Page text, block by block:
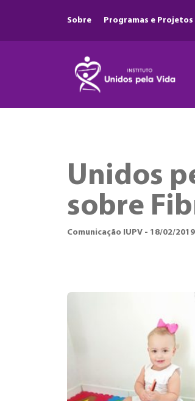
Sobre Programas e Projetos
Unidos
sobre
Comunicação IUPV - 18/02/